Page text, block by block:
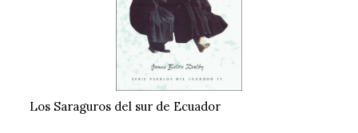
Los Saraguros del sur de Ecuador